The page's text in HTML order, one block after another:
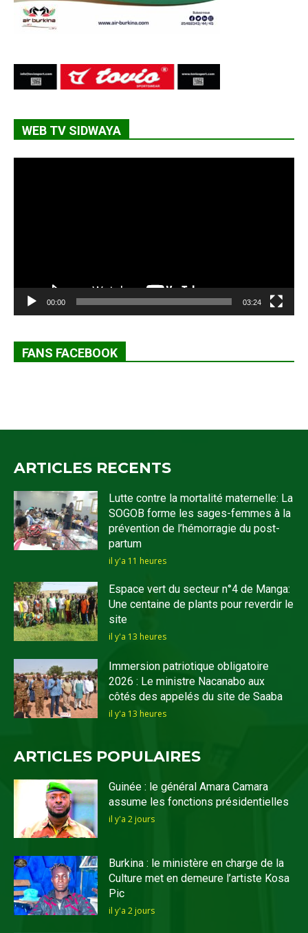
WEB TV SIDWAYA
00:00 03:24
FANS FACEBOOK
ARTICLES RECENTS
Lutte contre la mortalité maternelle: La
SOGOB forme les sages-femmes à la
prévention de l’hémorragie du post-
partum
il y'a 11 heures
Espace vert du secteur n°4 de Manga:
Une centaine de plants pour reverdir le
site
il y'a 13 heures
Immersion patriotique obligatoire
2026 : Le ministre Nacanabo aux
côtés des appelés du site de Saaba
il y'a 13 heures
ARTICLES POPULAIRES
Guinée : le général Amara Camara
assume les fonctions présidentielles
il y'a 2 jours
Burkina : le ministère en charge de la
Culture met en demeure l’artiste Kosa
Pic
il y'a 2 jours